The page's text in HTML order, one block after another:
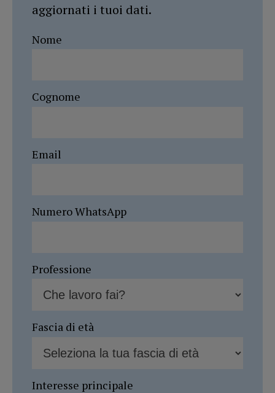
aggiornati i tuoi dati.
Nome
Cognome
Email
Numero WhatsApp
Professione
Fascia di età
Interesse principale